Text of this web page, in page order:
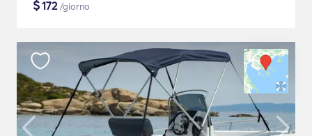
$172/giorno